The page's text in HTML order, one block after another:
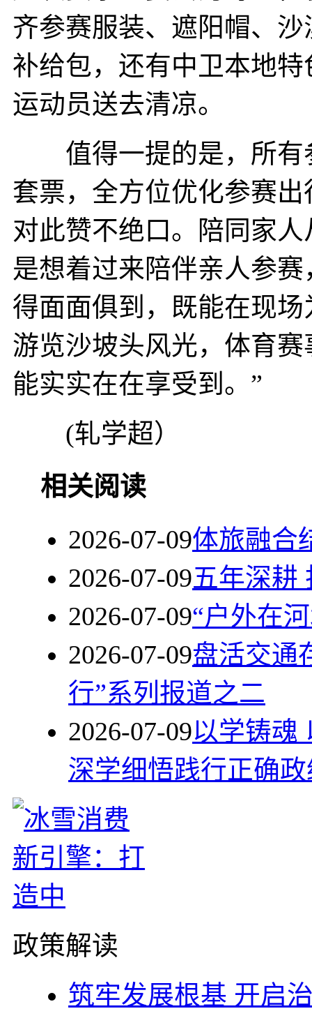
齐参赛服装、遮阳帽、
补给包，还有中卫本地
运动员送去清凉。
值得一提的是，所有
套票，全方位优化参赛
对此赞不绝口。陪同家
是想着过来陪伴亲人参
得面面俱到，既能在现
游览沙坡头风光，体育
能实实在在享受到。”
(轧学超）
相关阅读
2026-07-09体旅融合
2026-07-09五年深耕
2026-07-09“户外在
2026-07-09盘活交通
行”系列报道之二
2026-07-09以学铸
深学细悟践行正确
政策解读
筑牢发展根基 开启